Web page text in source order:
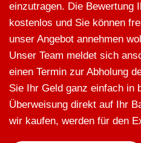
einzutragen. Die Bewertung
kostenlos und Sie können
unser Angebot annehmen
Unser Team meldet sich
einen Termin zur Abholung
Sie Ihr Geld ganz einfach in
Überweisung direkt auf Ihr
wir kaufen, werden für den